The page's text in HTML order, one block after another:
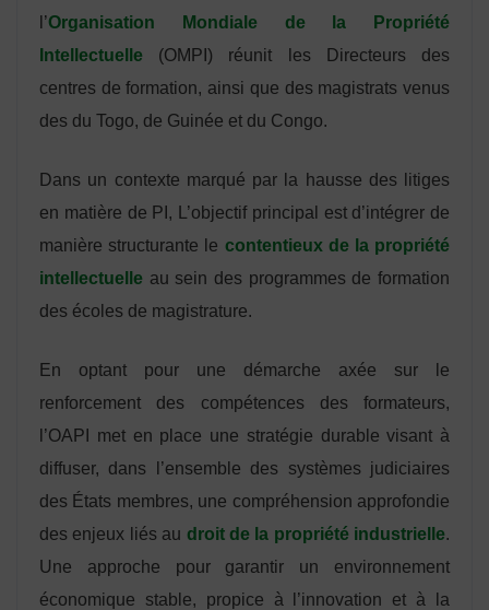
l’Organisation Mondiale de la Propriété
Intellectuelle
(OMPI) réunit les Directeurs des
centres de formation, ainsi que des magistrats venus
des du Togo, de Guinée et du Congo.
Dans un contexte marqué par la hausse des litiges
en matière de PI, L’objectif principal est d’intégrer de
manière structurante le contentieux de la propriété
intellectuelle au sein des programmes de formation
des écoles de magistrature.
En optant pour une démarche axée sur le
renforcement des compétences des formateurs,
l’OAPI met en place une stratégie durable visant à
diffuser, dans l’ensemble des systèmes judiciaires
des États membres, une compréhension approfondie
des enjeux liés au droit de la propriété industrielle.
Une approche pour garantir un environnement
économique stable, propice à l’innovation et à la